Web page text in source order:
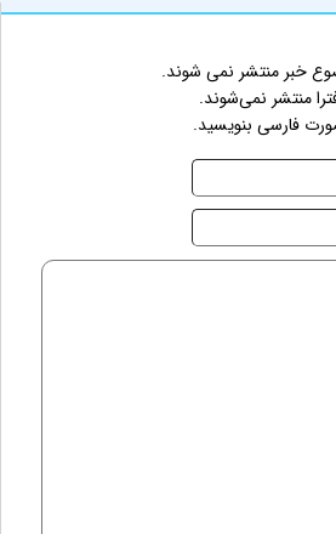
خبر منتشر نمی شوند.
منتشر نمی‌شوند.
فارسی بنویسید.